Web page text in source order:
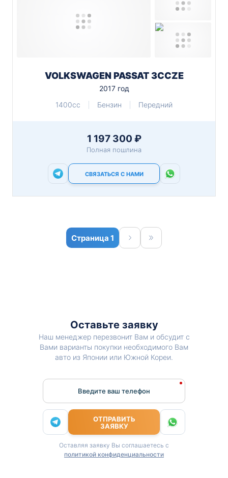
VOLKSWAGEN PASSAT 3CCZE
2017 год
1400cc
Бензин Передний
1 197 300 ₽
Полная пошлина
СВЯЗАТЬСЯ С НАМИ
1
Оставьте заявку
Наш менеджер перезвонит Вам и обсудит с
Вами варианты покупки необходимого Вам
авто из Японии или Южной Кореи.
Введите ваш телефон
ОТПРАВИТЬ
ЗАЯВКУ
Оставляя заявку Вы соглашаетесь с
политикой конфиденциальности